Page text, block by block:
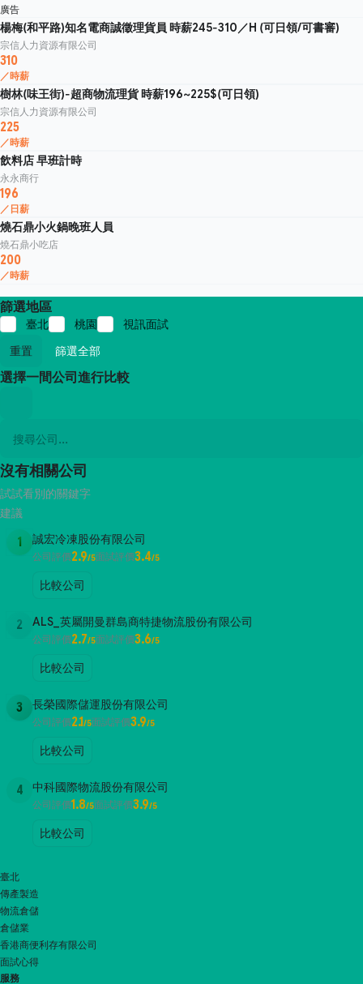
廣告
楊梅(和平路)知名電商誠徵理貨員 時薪245-310／H (可日領/可書審)
宗信人力資源有限公司
310
／時薪
樹林(味王街)-超商物流理貨 時薪196~225$(可日領)
宗信人力資源有限公司
225
／時薪
飲料店 早班計時
永永商行
196
／日薪
燒石鼎小火鍋晚班人員
燒石鼎小吃店
200
／時薪
篩選地區
臺北 桃園
視訊面試
重置
篩選全部
選擇一間公司進行比較
沒有相關公司
試試看別的關鍵字
建議
1 誠宏冷凍股份有限公司
公司評價2.9/5面試評價3.4/5
比較公司
2 ALS_英屬開曼群島商特捷物流股份有限公司
公司評價2.7/5面試評價3.6/5
比較公司
3 長榮國際儲運股份有限公司
公司評價2.1/5面試評價3.9/5
比較公司
4 中科國際物流股份有限公司
公司評價1.8/5面試評價3.9/5
比較公司
臺北
傳產製造
物流倉儲
倉儲業
香港商便利存有限公司
面試心得
服務